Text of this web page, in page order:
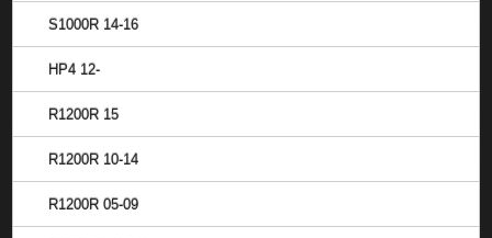
S1000R 14-16
HP4 12-
R1200R 15
R1200R 10-14
R1200R 05-09